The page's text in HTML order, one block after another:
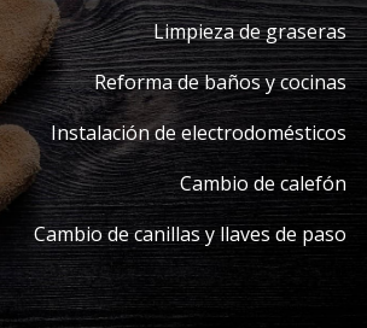
Limpieza de graseras
Reforma de baños y cocinas
Instalación de electrodomésticos
Cambio de calefón
Cambio de canillas y llaves de paso